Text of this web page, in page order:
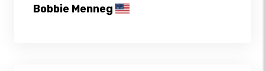
Bobbie Menneg